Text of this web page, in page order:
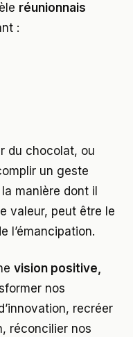
réunionnais
:
du chocolat, ou
un geste
manière dont il
valeur, peut être le
l’émancipation.
vision positive,
nos
recréer
réconcilier nos